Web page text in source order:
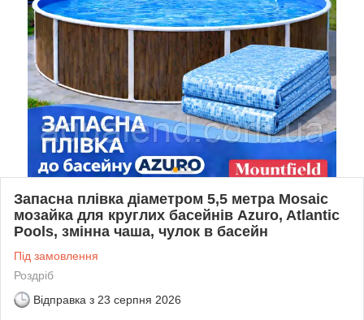
Запасна плівка діаметром 5,5 метра Mosaic
мозайка для круглих басейнів Azuro, Atlantic
Pools, змінна чаша, чулок в басейн
Під замовлення
Роздріб
Відправка з 23 серпня 2026